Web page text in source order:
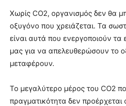
Χωρίς CO2, οργανισμός δεν θα
οξυγόνο που χρειάζεται. Τα
είναι αυτά που ενεργοποιούν τα
μας για να απελευθερώσουν το
μεταφέρουν.
Το μεγαλύτερο μέρος του CO2
πραγματικότητα δεν